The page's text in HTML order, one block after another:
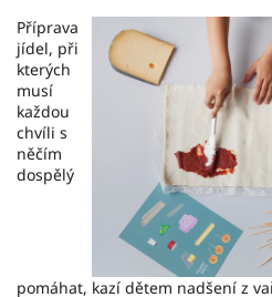
Příprava
jídel, při
kterých
musí
každou
chvíli s
něčím
dospělý
pomáhat, kazí dětem nadšení z